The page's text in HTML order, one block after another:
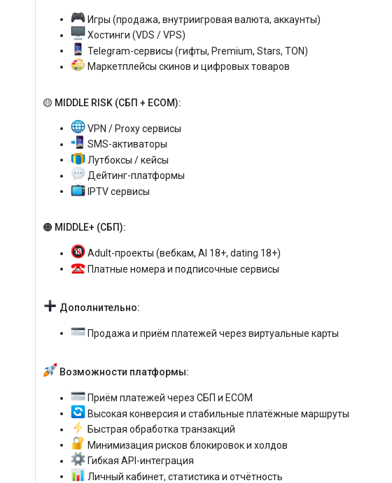
Игры (продажа, внутриигровая валюта, аккаунты)
Хостинги (VDS / VPS)
Telegram-сервисы (гифты, Premium, Stars, TON)
Маркетплейсы скинов и цифровых товаров
🟡 MIDDLE RISK (СБП + ECOM):
VPN / Proxy сервисы
SMS-активаторы
Лутбоксы / кейсы
Дейтинг-платформы
IPTV сервисы
🟠 MIDDLE+ (СБП):
Adult-проекты (вебкам, AI 18+, dating 18+)
Платные номера и подписочные сервисы
Дополнительно:
Продажа и приём платежей через виртуальные карты
Возможности платформы:
Приём платежей через СБП и ECOM
Высокая конверсия и стабильные платёжные маршруты
Быстрая обработка транзакций
Минимизация рисков блокировок и холдов
Гибкая API-интеграция
Личный кабинет, статистика и отчётность